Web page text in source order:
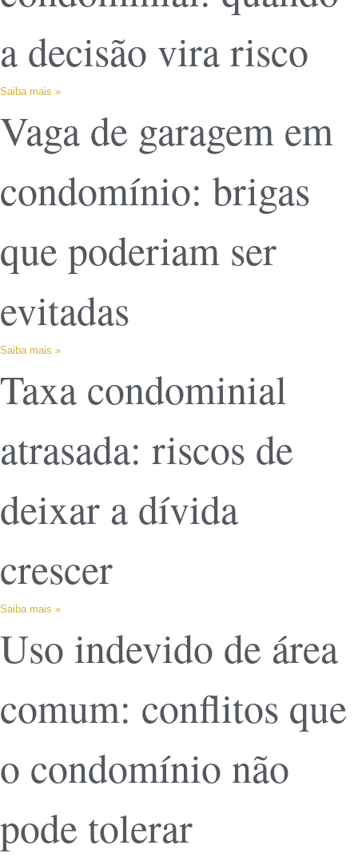
a decisão vira risco
Saiba mais »
Vaga de garagem em
condomínio: brigas
que poderiam ser
evitadas
Saiba mais »
Taxa condominial
atrasada: riscos de
deixar a dívida
crescer
Saiba mais »
Uso indevido de área
comum: conflitos que
o condomínio não
pode tolerar